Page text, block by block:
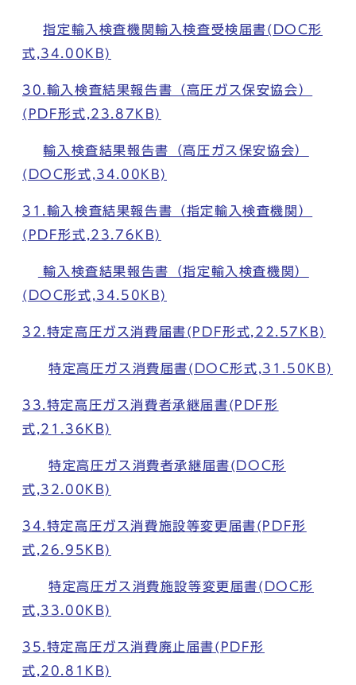
指定輸入検査機関輸入検査受検届書(DOC形
式,34.00KB)
30.輸入検査結果報告書（高圧ガス保安協会）
(PDF形式,23.87KB)
輸入検査結果報告書（高圧ガス保安協会）
(DOC形式,34.00KB)
31.輸入検査結果報告書（指定輸入検査機関）
(PDF形式,23.76KB)
輸入検査結果報告書（指定輸入検査機関）
(DOC形式,34.50KB)
32.特定高圧ガス消費届書(PDF形式,22.57KB)
特定高圧ガス消費届書(DOC形式,31.50KB)
33.特定高圧ガス消費者承継届書(PDF形
式,21.36KB)
特定高圧ガス消費者承継届書(DOC形
式,32.00KB)
34.特定高圧ガス消費施設等変更届書(PDF形
式,26.95KB)
特定高圧ガス消費施設等変更届書(DOC形
式,33.00KB)
35.特定高圧ガス消費廃止届書(PDF形
式,20.81KB)